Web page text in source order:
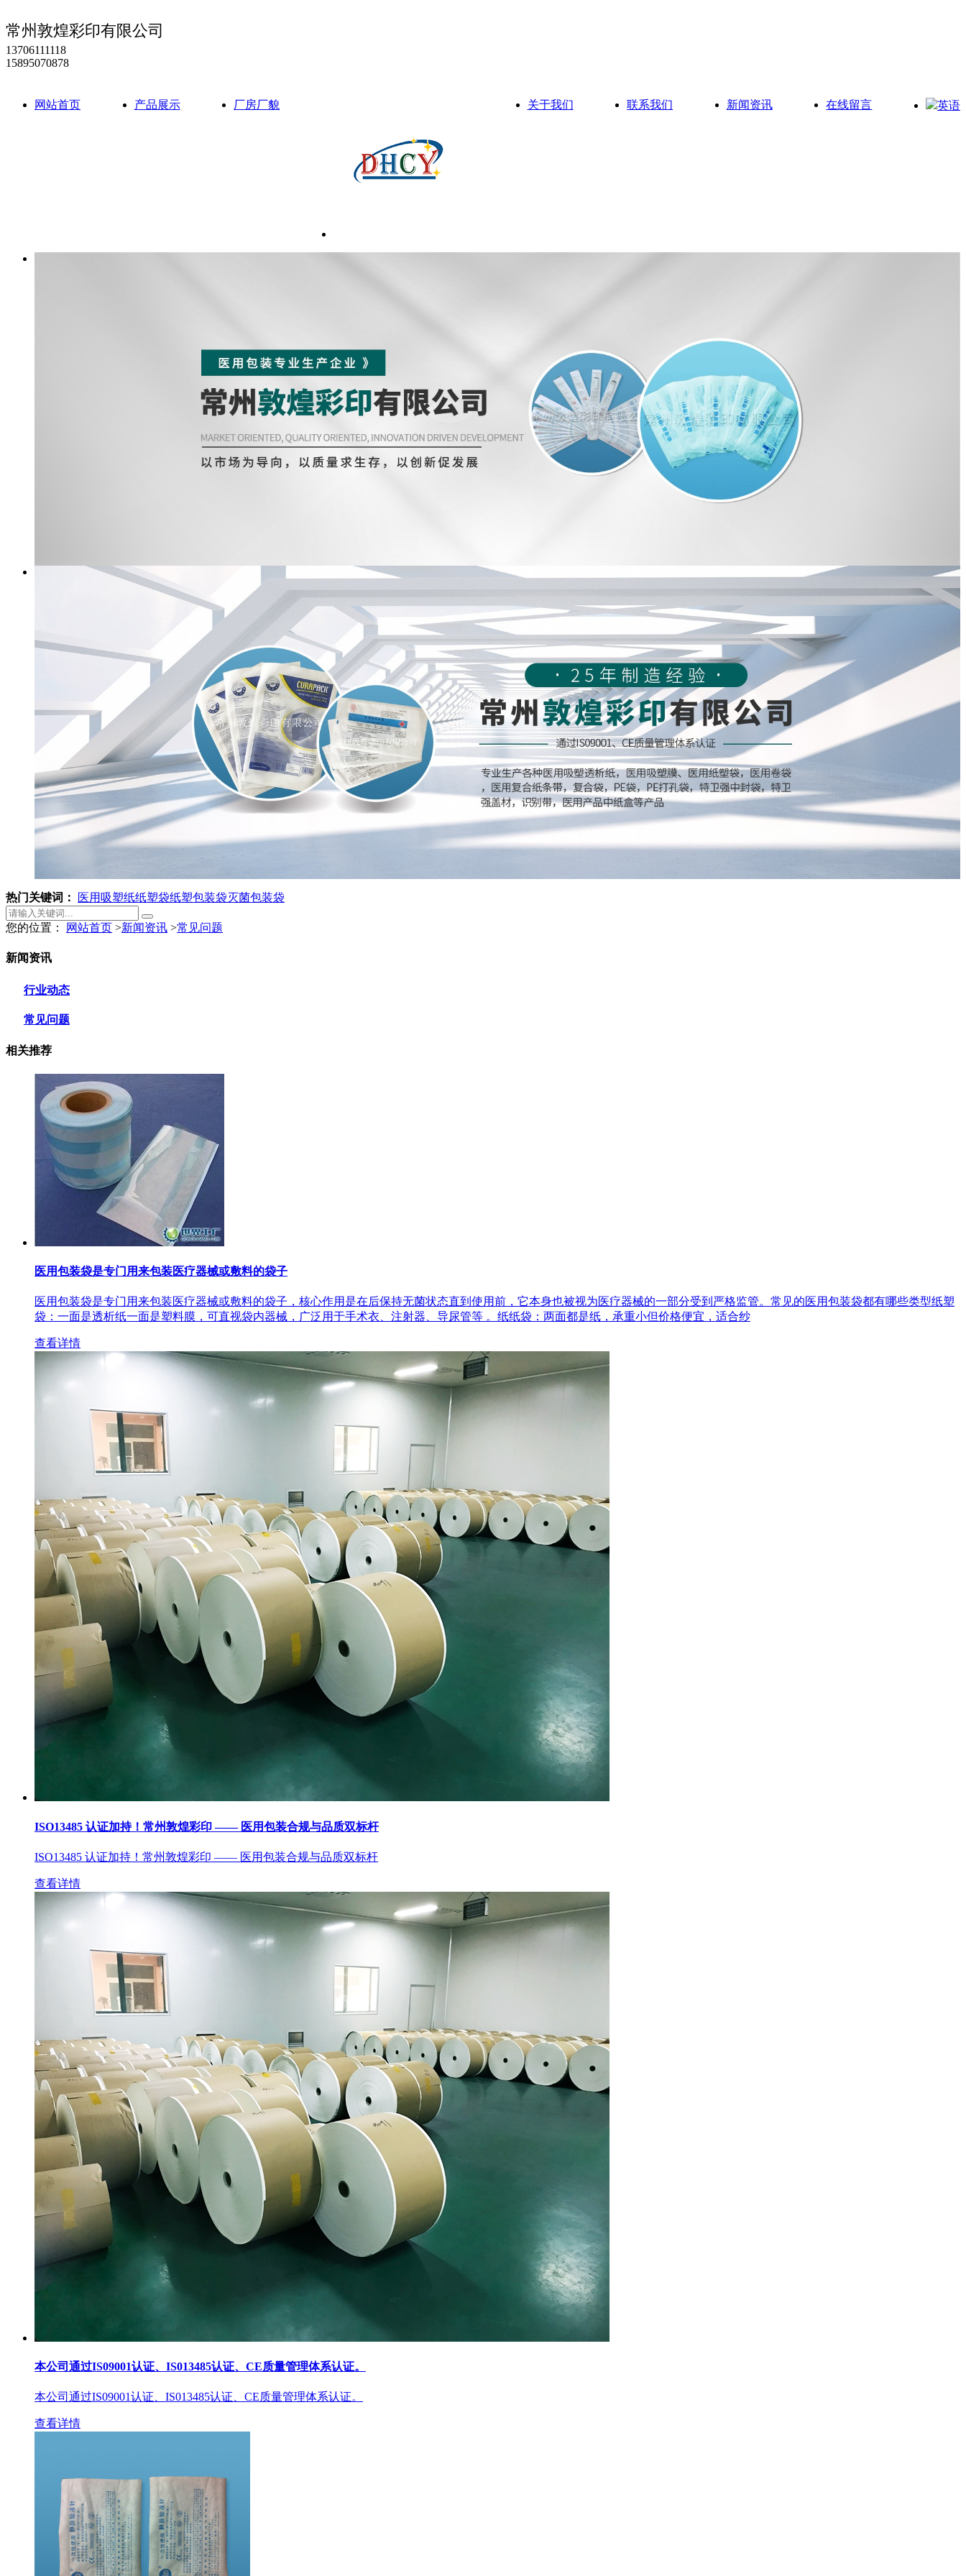
常州敦煌彩印有限公司
13706111118
15895070878
网站首页 产品展示 厂房厂貌 关于我们 联系我们 新闻资讯 在线留言 英语
热门关键词： 医用吸塑纸纸塑袋纸塑包装袋灭菌包装袋
您的位置： 网站首页 >新闻资讯 >常见问题
新闻资讯
行业动态
常见问题
相关推荐
医用包装袋‌是专门用来包装医疗器械或敷料的袋子
医用包装袋‌是专门用来包装医疗器械或敷料的袋子，核心作用是在后‌保持无菌状态‌直到使用前，它本身也被视为医疗器械的一部分受到严格监管。常见的医用包装袋都有哪些类型‌纸塑
袋‌：一面是透析纸一面是塑料膜，可直视袋内器械，广泛用于手术衣、注射器、导尿管等 。‌纸纸袋‌：两面都是纸，承重小但价格便宜，适合纱
查看详情
ISO13485 认证加持！常州敦煌彩印 —— 医用包装合规与品质双标杆
ISO13485 认证加持！常州敦煌彩印 —— 医用包装合规与品质双标杆
查看详情
本公司通过IS09001认证、IS013485认证、CE质量管理体系认证。
本公司通过IS09001认证、IS013485认证、CE质量管理体系认证。
查看详情